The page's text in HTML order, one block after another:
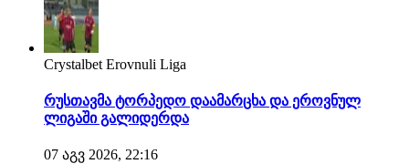
Crystalbet Erovnuli Liga
რუსთავმა ტორპედო დაამარცხა და ეროვნულ
ლიგაში გალიდერდა
07 აგვ 2026, 22:16